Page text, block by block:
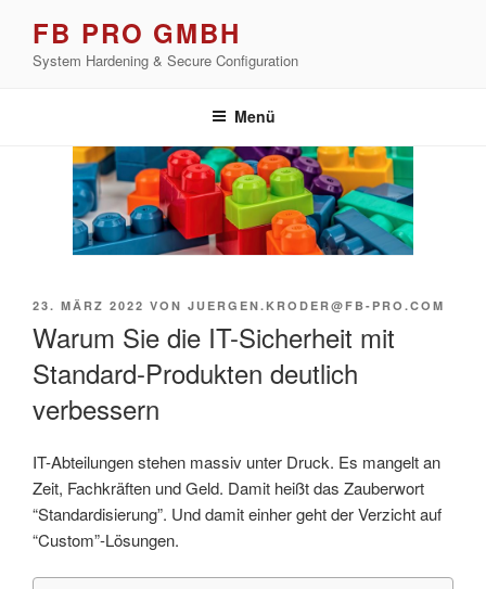
springen
FB PRO GMBH
System Hardening & Secure Configuration
Menü
VERÖFFENTLICHT
23. MÄRZ 2022 VON JUERGEN.KRODER@FB-PRO.COM
Warum Sie die IT-Sicherheit mit
Standard-Produkten deutlich
verbessern
IT-Abteilungen stehen massiv unter Druck. Es mangelt an
Zeit, Fachkräften und Geld. Damit heißt das Zauberwort
“Standardisierung”. Und damit einher geht der Verzicht auf
“Custom”-Lösungen.